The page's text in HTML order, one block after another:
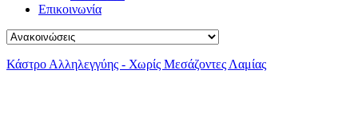
Επικοινωνία
Κάστρο Αλληλεγγύης - Χωρίς Μεσάζοντες Λαμίας